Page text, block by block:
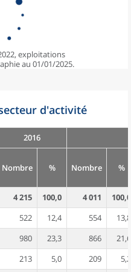
exploitations
au 01/01/2025.
d'activité
2016
Nombre % Nombre %
4 215 100,0 4 011
100,0
522 12,4 554
13,8
980 23,3 866
21,6
213 5,0 209
5,2